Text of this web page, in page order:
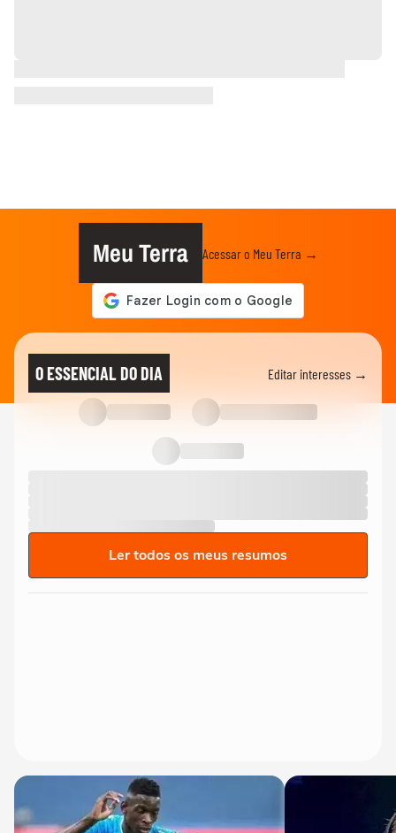
Meu Terra Acessar o Meu Terra →
O ESSENCIAL DO DIA Editar interesses →
Ler todos os meus resumos